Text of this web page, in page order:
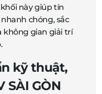
này giúp tín
chóng, sắc
không gian giải trí
kỹ thuật,
SÀI GÒN